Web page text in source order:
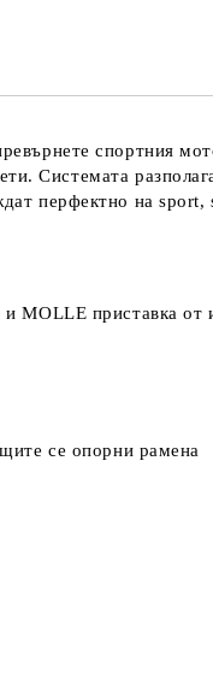
спортния
Системата
перфектно наsport,
MOLLE приставка
се опорни рамена